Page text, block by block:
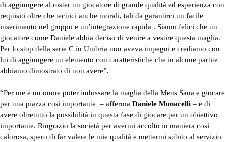
di aggiungere al roster un giocatore di grande qualità ed esperienza con
requisiti oltre che tecnici anche morali, tali da garantirci un facile
inserimento nel gruppo e un’integrazione rapida . Siamo felici che un
giocatore come Daniele abbia deciso di venire a vestire questa maglia.
Per lo stop della serie C in Umbria non aveva impegni e crediamo con
lui di aggiungere un elemento con caratteristiche che in alcune partite
abbiamo dimostrato di non avere”.
“Per me è un onore poter indossare la maglia della Mens Sana e giocare
per una piazza così importante – afferma Daniele Monacelli – e di
avere oltretutto la possibilità in questa fase di giocare per un obiettivo
importante. Ringrazio la società per avermi accolto in maniera così
calorosa, spero di far valere le mie qualità e mettermi subito al servizio